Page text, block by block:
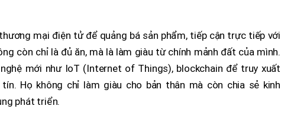
mại điện tử để quảng bá sản phẩm, tiếp cận trực tiếp với
còn chỉ là đủ ăn, mà là làm giàu từ chính mảnh đất của mình.
mới như IoT (Internet of Things), blockchain để truy xuất
Họ không chỉ làm giàu cho bản thân mà còn chia sẻ kinh
phát triển.